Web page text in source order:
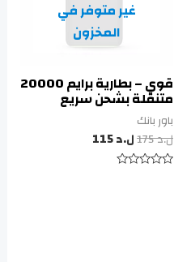
غير متوفر في
المخزون
قوي – بطارية برايم 20000
متنقلة بشحن سريع
باور بانك
ل.د175 ل.د